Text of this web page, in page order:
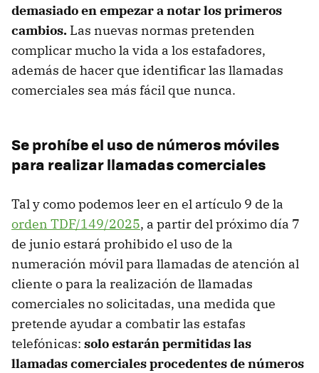
demasiado en empezar a notar los primeros
cambios. Las nuevas normas pretenden
complicar mucho la vida a los estafadores,
además de hacer que identificar las llamadas
comerciales sea más fácil que nunca.
Se prohíbe el uso de números móviles
para realizar llamadas comerciales
Tal y como podemos leer en el artículo 9 de la
orden TDF/149/2025, a partir del próximo día 7
de junio estará prohibido el uso de la
numeración móvil para llamadas de atención al
cliente o para la realización de llamadas
comerciales no solicitadas, una medida que
pretende ayudar a combatir las estafas
telefónicas: solo estarán permitidas las
llamadas comerciales procedentes de números